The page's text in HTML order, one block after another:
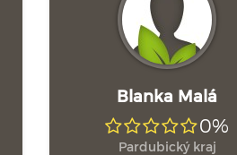
Blanka Malá
0%
Pardubický kraj